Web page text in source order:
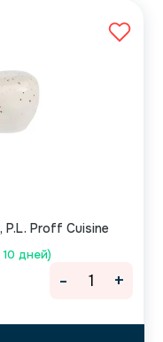
дней)
P.L. Proff Cuisine
- +